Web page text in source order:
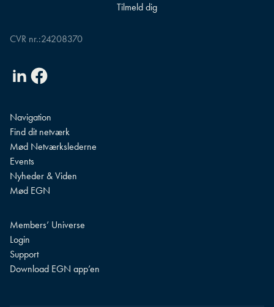
CVR nr.:24208370
LinkedinFacebook
Navigation
Find dit netværk
Mød Netværkslederne
Events
Nyheder & Viden
Mød EGN
Members’ Universe
Login
Support
Download EGN app’en